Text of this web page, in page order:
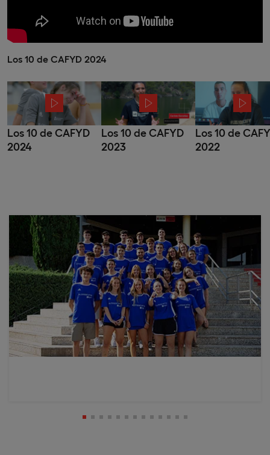
Los 10 de CAFYD 2024
Los 10 de CAFYD
2024
Los 10 de CAFYD
2023
Los 10 de
2022